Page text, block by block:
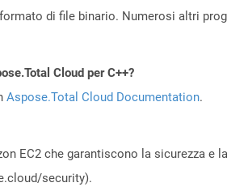
di file binario. Numerosi altri
Cloud per C++?
Aspose.Total Cloud Documentation.
EC2 che garantiscono la sicurezza
security).